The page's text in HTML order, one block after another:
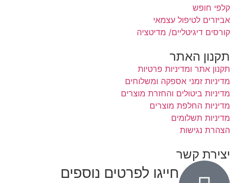
קלפי חופש
אביזרים לטיפול עצמאי
קורסים דיגיטליים/ מדיטציה
תקנון האתר
תקנון אתר ומדיניות פרטיות
מדיניות זמני אספקה ומשלוחים
מדיניות ביטולים והחזרת מוצרים
מדיניות החלפת מוצרים
מדיניות תשלומים
הצהרת נגישות
יצירת קשר
חייגו לפרטים נוספים